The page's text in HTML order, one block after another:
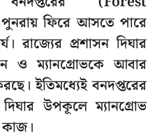
ফিরে আসতে পারে
রাজ্যের প্রশাসন দিঘার
ও ম্যানগ্রোভকে আবার
ইতিমধ্যেই বনদপ্তরের
উপকূলে ম্যানগ্রোভ